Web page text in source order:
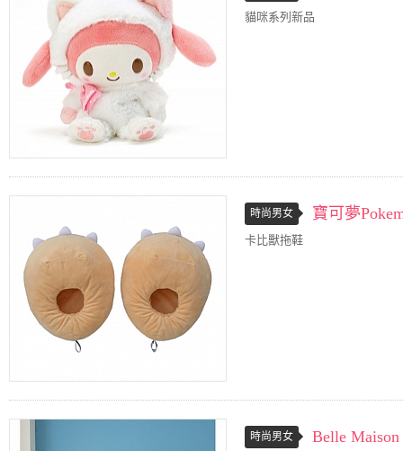
貓咪系列新品
時尚男女 寶可夢
卡比獸拖鞋
時尚男女 Belle Maison